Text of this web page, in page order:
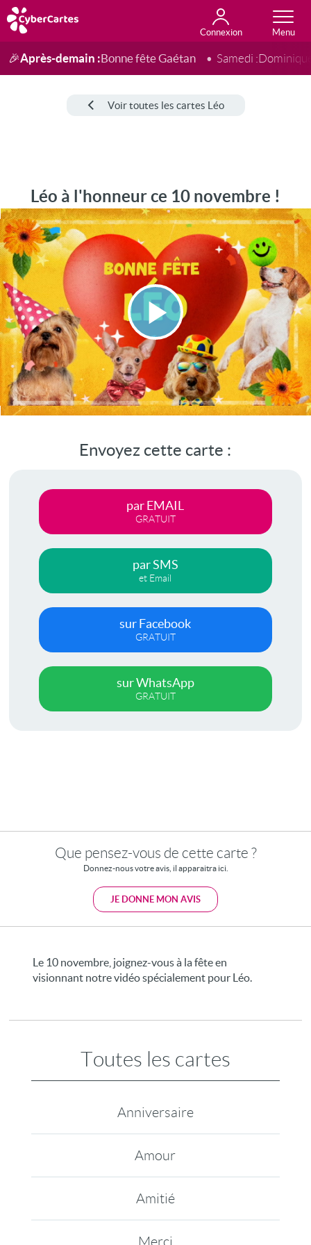
Connexion
Anniversaire
Fête du jour
Amour
Amitié
Merci
Toutes les cartes
🎉Après-demain :Bonne fête Gaétan Samedi :
Voir toutes les cartes Léo
Léo à l'honneur ce 10 novembre !
Lire
la
vidéo
Envoyez cette carte :
par EMAIL
GRATUIT
par SMS
et Email
sur Facebook
GRATUIT
sur WhatsApp
GRATUIT
Que pensez-vous de cette carte ?
Donnez-nous votre avis, il apparaitra ici.
JE DONNE MON AVIS
Le 10 novembre, joignez-vous à la fête en
visionnant notre vidéo spécialement pour Léo.
Toutes les cartes
Anniversaire
Amour
Amitié
Merci